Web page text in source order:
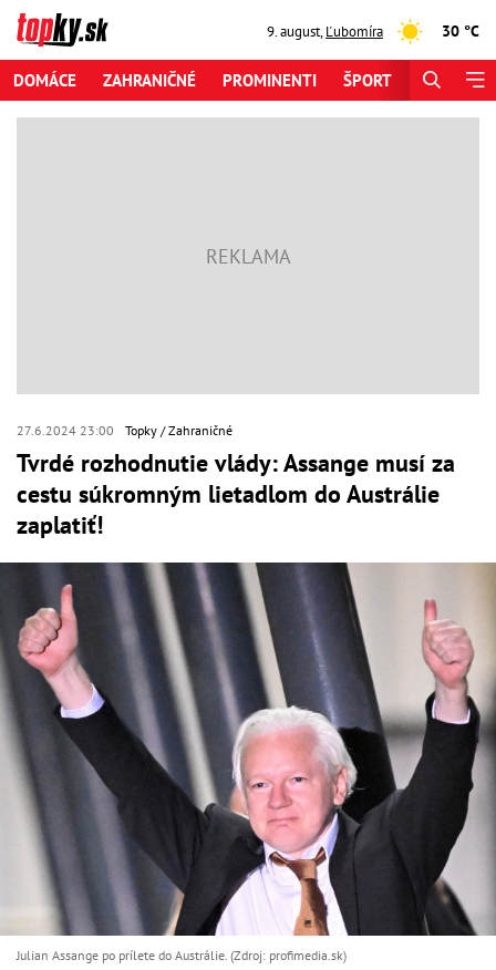
9. august,Ľubomíra 30 °C
DOMÁCE ZAHRANIČNÉ PROMINENTI ŠPORT
27.6.2024 23:00 Topky Zahraničné
Tvrdé rozhodnutie vlády: Assange musí za
cestu súkromným lietadlom do Austrálie
zaplatiť!
Julian Assange po prílete do Austrálie. (Zdroj: profimedia.sk)